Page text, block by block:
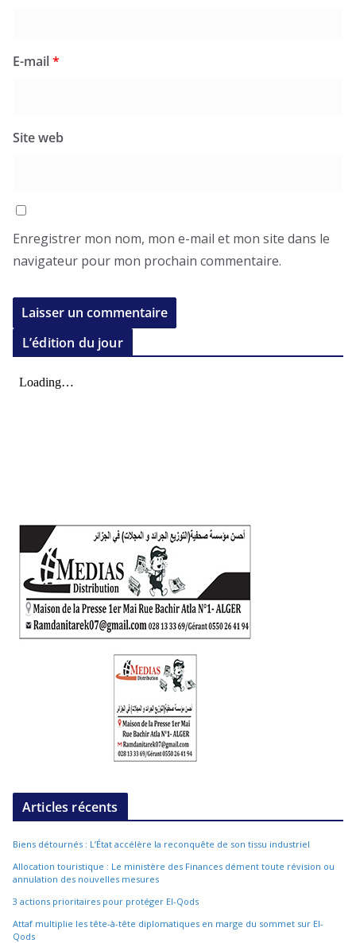
E-mail*
Site web
Enregistrer mon nom, mon e-mail et mon site dans le
navigateur pour mon prochain commentaire.
L’édition du jour
Articles récents
Biens détournés : L’État accélère la reconquête de son tissu industriel
Allocation touristique : Le ministère des Finances dément toute révision ou
annulation des nouvelles mesures
3 actions prioritaires pour protéger El-Qods
Attaf multiplie les tête-à-tête diplomatiques en marge du sommet sur El-
Qods